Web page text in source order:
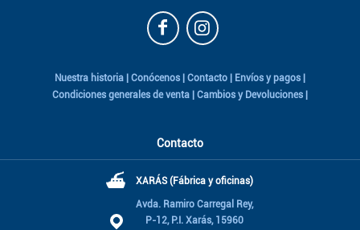
Nuestra historia | Conócenos | Contacto | Envíos y pagos |
Condiciones generales de venta | Cambios y Devoluciones |
Contacto
⛴ XARÁS (Fábrica y oficinas)
Avda. Ramiro Carregal Rey,
P-12, P.I. Xarás, 15960